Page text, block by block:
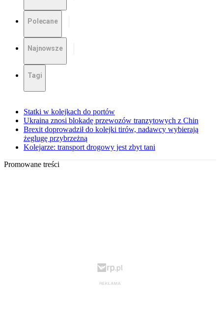
Polecane
Najnowsze
Tagi
Statki w kolejkach do portów
Ukraina znosi blokadę przewozów tranzytowych z Chin
Brexit doprowadził do kolejki tirów, nadawcy wybierają
żeglugę przybrzeżną
Kolejarze: transport drogowy jest zbyt tani
Promowane treści